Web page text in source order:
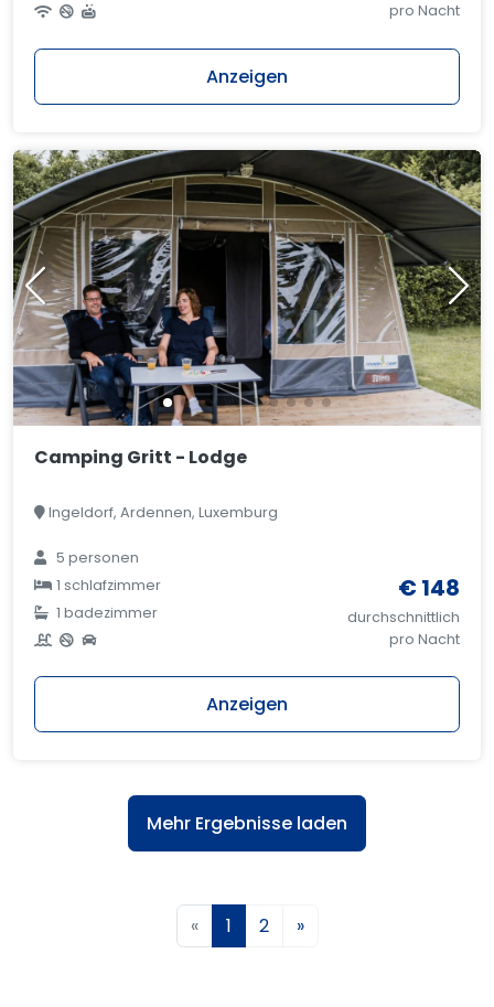
pro Nacht
Anzeigen
Camping Gritt - Lodge
Ingeldorf, Ardennen, Luxemburg
5 personen
1 schlafzimmer
1 badezimmer
€ 148
durchschnittlich
pro Nacht
Anzeigen
Mehr Ergebnisse laden
« 1 2 »